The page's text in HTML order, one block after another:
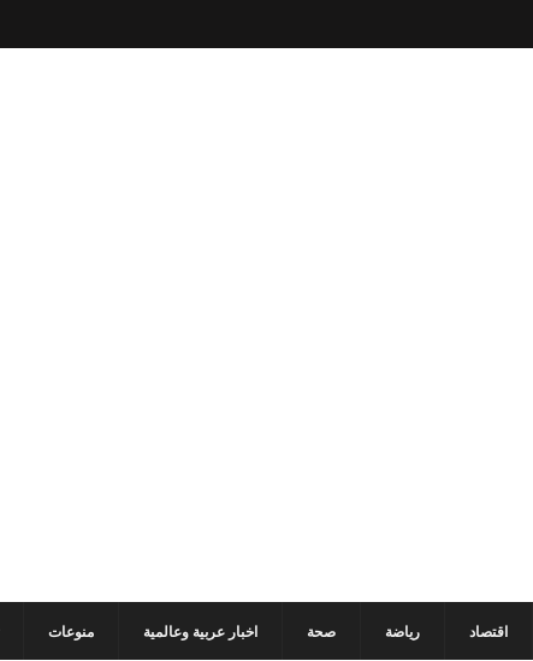
اقتصاد رياضة صحة اخبار عربية وعالمية منوعات